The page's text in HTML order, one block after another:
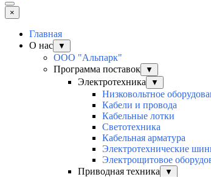
×
Главная
О нас
▼
ООО "Альпарк"
Программа поставок
▼
Электротехника ▼
Низковольтное
Кабели и провода
Кабельные лотки
Светотехника
Кабельная арматура
Электротехнические
Электрощитовое
Приводная техника
▼